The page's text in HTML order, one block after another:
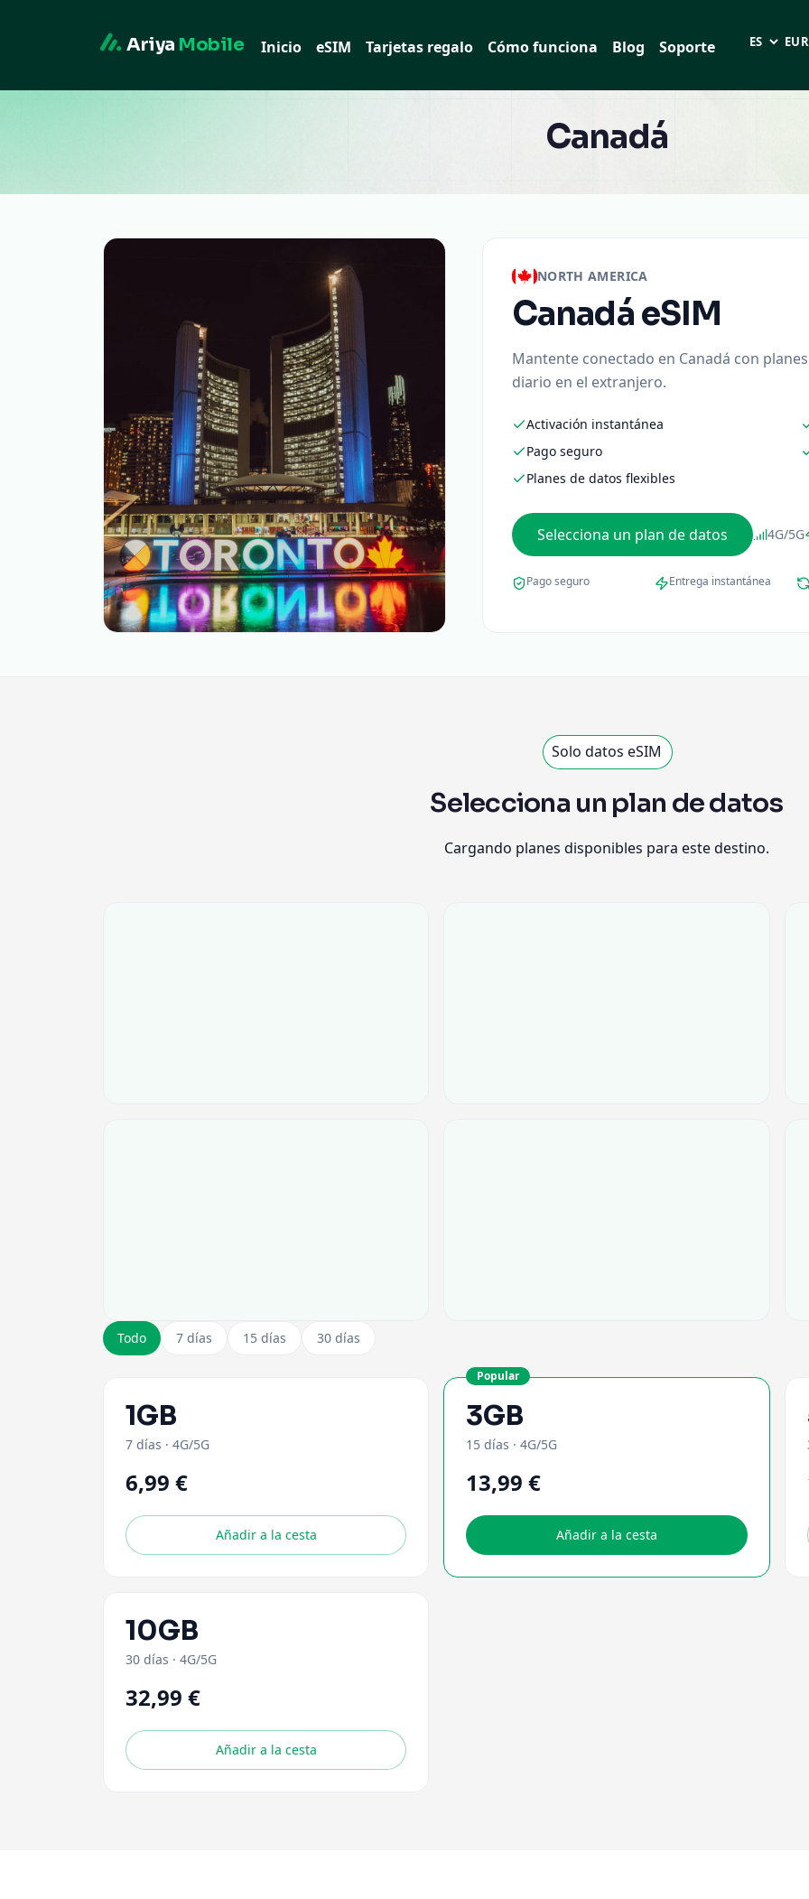
Ariya Mobile Inicio eSIM Tarjetas regalo Cómo funciona Blog Soporte IdiomaEUR
Canadá
NORTH AMERICA
Canadá eSIM
Mantente conectado en Canadá con
diario en el extranjero.
Activación instantánea
Pago seguro
Planes de datos flexibles
Selecciona un plan de datos 4G/5G
Pago seguro Entrega instantánea
Solo datos eSIM
Selecciona un plan de datos
Cargando planes disponibles para este destino.
Todo 7 días 15 días 30 días
1GB
7 días · 4G/5G
6,99 €
Añadir a la cesta
Popular
3GB
15 días ·4G/5G
13,99 €
Añadir a la cesta
10GB
30 días · 4G/5G
32,99 €
Añadir a la cesta